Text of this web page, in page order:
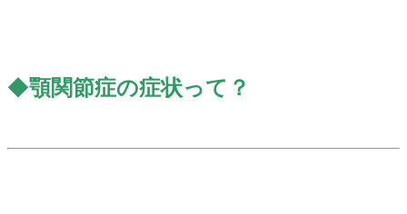
◆顎関節症の症状って？